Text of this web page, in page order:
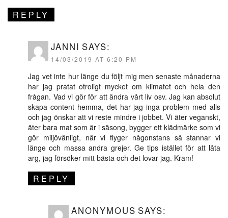
REPLY
JANNI SAYS:
14/03/2019 AT 6:20 PM
Jag vet inte hur länge du följt mig men senaste månaderna
har jag pratat otroligt mycket om klimatet och hela den
frågan. Vad vi gör för att ändra vårt liv osv. Jag kan absolut
skapa content hemma, det har jag inga problem med alls
och jag önskar att vi reste mindre i jobbet. Vi äter veganskt,
äter bara mat som är i säsong, bygger ett klädmärke som vi
gör miljövänligt, när vi flyger någonstans så stannar vi
länge och massa andra grejer. Ge tips istället för att låta
arg, jag försöker mitt bästa och det lovar jag. Kram!
REPLY
ANONYMOUS SAYS: